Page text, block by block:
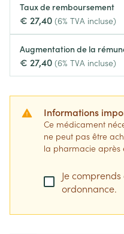
Taux de remboursement
€ 27,40 (6% TVA incluse)
Augmentation de la
€ 27,40 (6% TVA incluse)
Informations
Ce médicament
ne peut pas être
la pharmacie
Je
ordonnance.